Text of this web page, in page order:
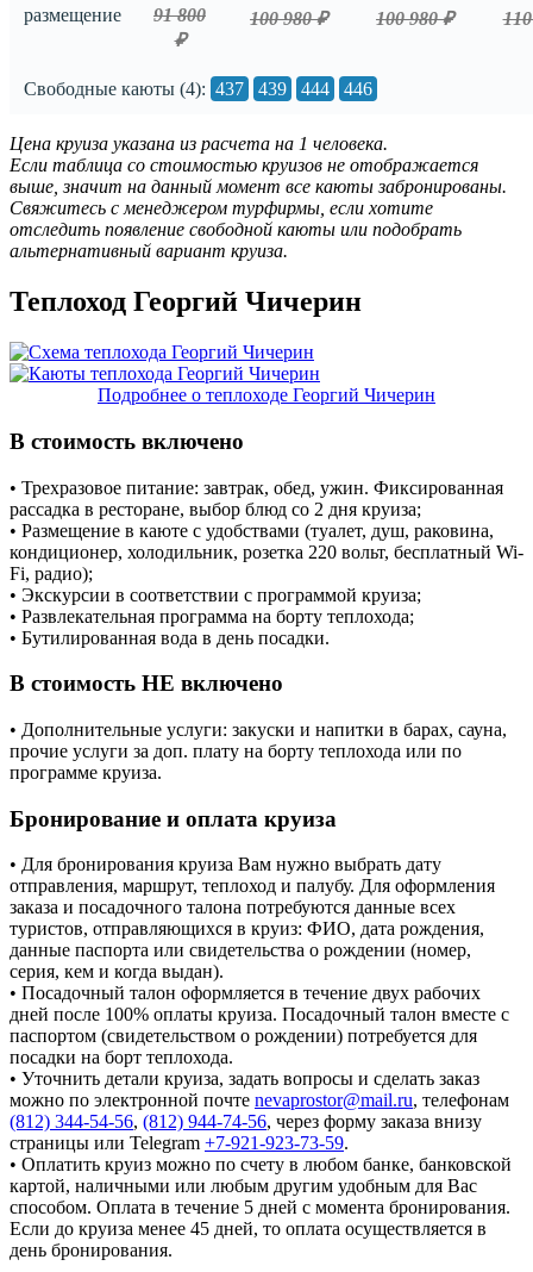
размещение
91 800
₽
100 980 ₽
100 980 ₽
Свободные каюты (4): 437 439 444 446
Цена круиза указана из расчета на 1 человека.
Если таблица со стоимостью круизов не отображается
выше, значит на данный момент все каюты забронированы.
Свяжитесь с менеджером турфирмы, если хотите
отследить появление свободной каюты или подобрать
альтернативный вариант круиза.
Теплоход Георгий Чичерин
Подробнее о теплоходе Георгий Чичерин
В стоимость включено
• Трехразовое питание: завтрак, обед, ужин. Фиксированная
рассадка в ресторане, выбор блюд со 2 дня круиза;
• Размещение в каюте с удобствами (туалет, душ, раковина,
кондиционер, холодильник, розетка 220 вольт, бесплатный Wi-
Fi, радио);
• Экскурсии в соответствии с программой круиза;
• Развлекательная программа на борту теплохода;
• Бутилированная вода в день посадки.
В стоимость НЕ включено
• Дополнительные услуги: закуски и напитки в барах, сауна,
прочие услуги за доп. плату на борту теплохода или по
программе круиза.
Бронирование и оплата круиза
• Для бронирования круиза Вам нужно выбрать дату
отправления, маршрут, теплоход и палубу. Для оформления
заказа и посадочного талона потребуются данные всех
туристов, отправляющихся в круиз: ФИО, дата рождения,
данные паспорта или свидетельства о рождении (номер,
серия, кем и когда выдан).
• Посадочный талон оформляется в течение двух рабочих
дней после 100% оплаты круиза. Посадочный талон вместе с
паспортом (свидетельством о рождении) потребуется для
посадки на борт теплохода.
• Уточнить детали круиза, задать вопросы и сделать заказ
можно по электронной почте nevaprostor@mail.ru, телефонам
(812) 344-54-56, (812) 944-74-56, через форму заказа внизу
страницы или Telegram +7-921-923-73-59.
• Оплатить круиз можно по счету в любом банке, банковской
картой, наличными или любым другим удобным для Вас
способом. Оплата в течение 5 дней с момента бронирования.
Если до круиза менее 45 дней, то оплата осуществляется в
день бронирования.